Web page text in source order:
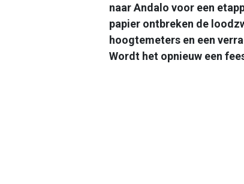
naar Andalo voor een
papier ontbreken de
hoogtemeters en een
Wordt het opnieuw een